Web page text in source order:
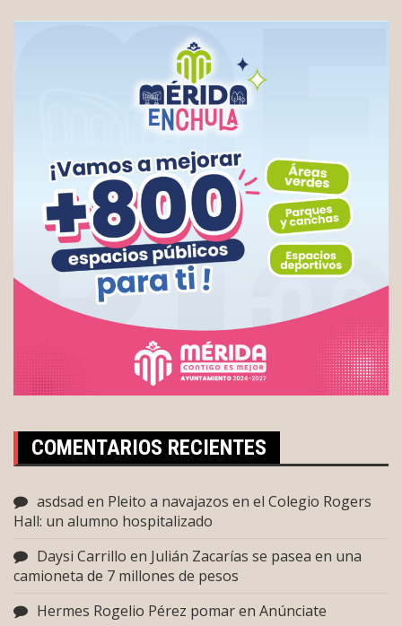
COMENTARIOS RECIENTES
asdsad en Pleito a navajazos en el Colegio Rogers
Hall: un alumno hospitalizado
Daysi Carrillo en Julián Zacarías se pasea en una
camioneta de 7 millones de pesos
Hermes Rogelio Pérez pomaren Anúnciate